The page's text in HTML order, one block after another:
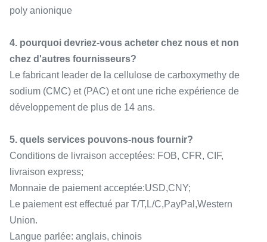
poly anionique
4. pourquoi devriez-vous acheter chez nous et non
chez d'autres fournisseurs?
Le fabricant leader de la cellulose de carboxymethy de
sodium (CMC) et (PAC) et ont une riche expérience de
développement de plus de 14 ans.
5. quels services pouvons-nous fournir?
Conditions de livraison acceptées: FOB, CFR, CIF,
livraison express;
Monnaie de paiement acceptée:USD,CNY;
Le paiement est effectué par T/T,L/C,PayPal,Western
Union.
Langue parlée: anglais, chinois